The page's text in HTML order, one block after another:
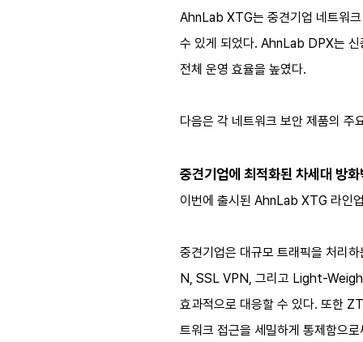
AhnLab XTG는 중견기업 네트워
수 있게 되었다. AhnLab DPX는 신
전체 운영 효율을 높였다.
다음은 각 네트워크 보안 제품의
중견기업에 최적화된 차세대
이번에 출시된 AhnLab XTG 라인
중견기업은 대규모 트래픽을 처리
N, SSL VPN, 그리고 Light-Weight
효과적으로 대응할 수 있다. 또한
트워크 접근을 세밀하게 통제함으